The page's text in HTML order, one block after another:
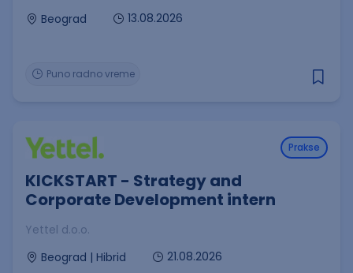
Beograd
13.08.2026
Puno radno vreme
Prakse
KICKSTART - Strategy and
Corporate Development intern
Yettel d.o.o.
Beograd | Hibrid
21.08.2026